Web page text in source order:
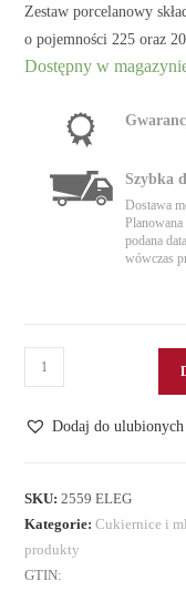
Zestaw porcelanowy
o pojemności 225 oraz
Dostępny w
Szybka
Dostawa
podana
wówczas
ilość
Cukiernica
kawy
Dodaj do ulubionych
SKU:2559 ELEG
Kategorie:Cukiernice i
produkty
GTIN: